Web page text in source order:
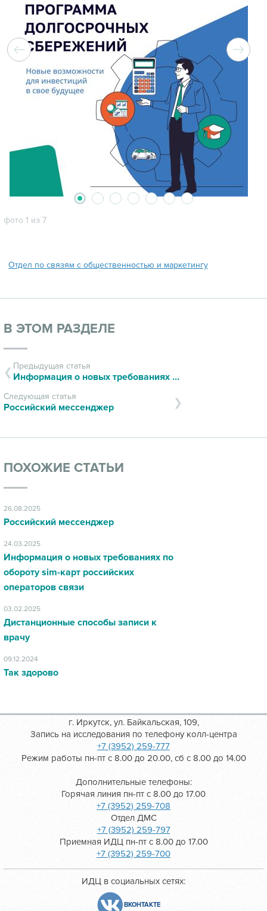
фото 1 из 7
Отдел по связям с общественностью и маркетингу
В ЭТОМ РАЗДЕЛЕ
Предыдущая статья
Информация о новых требованиях по обороту sim-карт российских операторов связи
Следующая статья
Российский мессенджер
ПОХОЖИЕ СТАТЬИ
26.08.2025
Российский мессенджер
24.03.2025
Информация о новых требованиях по
обороту sim-карт российских
операторов связи
03.02.2025
Дистанционные способы записи к
врачу
09.12.2024
Так здорово
г. Иркутск, ул. Байкальская, 109,
Запись на исследования по телефону колл-центра
+7 (3952) 259-777
Режим работы пн-пт с 8.00 до 20.00, сб с 8.00 до 14.00
Дополнительные телефоны:
Горячая линия пн-пт с 8.00 до 17.00
+7 (3952) 259-708
Отдел ДМС
+7 (3952) 259-797
Приемная ИДЦ пн-пт с 8.00 до 17.00
+7 (3952) 259-700
ИДЦ в социальных сетях:
ВКОНТАКТЕ